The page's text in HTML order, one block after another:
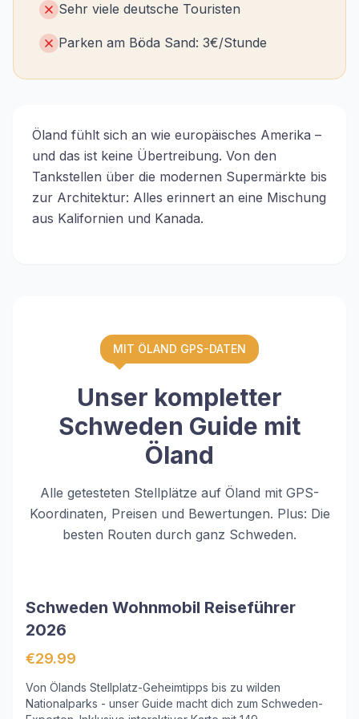
Sehr viele deutsche Touristen
Parken am Böda Sand: 3€/Stunde
Öland fühlt sich an wie europäisches Amerika –
und das ist keine Übertreibung. Von den
Tankstellen über die modernen Supermärkte bis
zur Architektur: Alles erinnert an eine Mischung
aus Kalifornien und Kanada.
MIT ÖLAND GPS-DATEN
Unser kompletter
Schweden Guide mit
Öland
Alle getesteten Stellplätze auf Öland mit GPS-
Koordinaten, Preisen und Bewertungen. Plus: Die
besten Routen durch ganz Schweden.
Schweden Wohnmobil Reiseführer
2026
€29.99
Von Ölands Stellplatz-Geheimtipps bis zu wilden
Nationalparks - unser Guide macht dich zum Schweden-